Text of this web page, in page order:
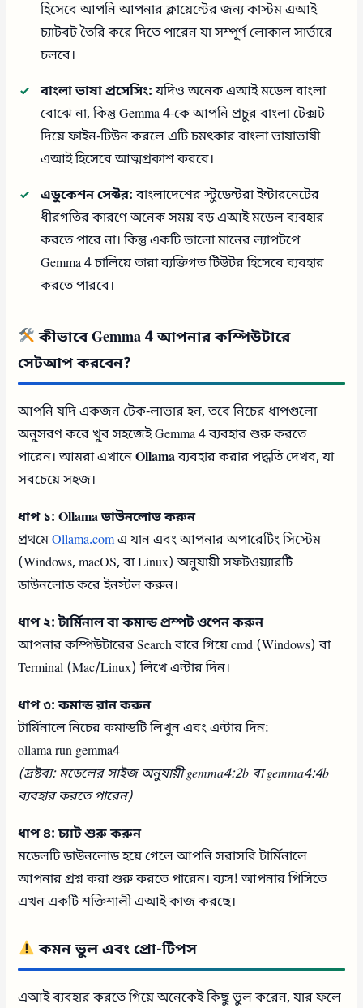
হিসেবে আপনি আপনার ক্লায়েন্টের জন্য কাস্টম এআই
চ্যাটবট তৈরি করে দিতে পারেন যা সম্পূর্ণ লোকাল সার্ভারে
চলবে।
বাংলা ভাষা প্রসেসিং:যদিও অনেক এআই মডেল বাংলা
বোঝে না, কিন্তু Gemma 4-কে আপনি প্রচুর বাংলা টেক্সট
দিয়ে ফাইন-টিউন করলে এটি চমৎকার বাংলা ভাষাভাষী
এআই হিসেবে আত্মপ্রকাশ করবে।
এডুকেশন সেক্টর:বাংলাদেশের স্টুডেন্টরা ইন্টারনেটের
ধীরগতির কারণে অনেক সময় বড় এআই মডেল ব্যবহার
করতে পারে না। কিন্তু একটি ভালো মানের ল্যাপটপে
Gemma 4 চালিয়ে তারা ব্যক্তিগত টিউটর হিসেবে ব্যবহার
করতে পারবে।
কীভাবে Gemma 4 আপনার কম্পিউটারে
সেটআপ করবেন?
আপনি যদি একজন টেক-লাভার হন, তবে নিচের ধাপগুলো
অনুসরণ করে খুব সহজেই Gemma 4 ব্যবহার শুরু করতে
পারেন। আমরা এখানেOllamaব্যবহার করার পদ্ধতি দেখব, যা
সবচেয়ে সহজ।
ধাপ ১: Ollama ডাউনলোড করুন
প্রথমেOllama.comএ যান এবং আপনার অপারেটিং সিস্টেম
(Windows, macOS, বা Linux) অনুযায়ী সফটওয়্যারটি
ডাউনলোড করে ইনস্টল করুন।
ধাপ ২: টার্মিনাল বা কমান্ড প্রম্পট ওপেন করুন
আপনার কম্পিউটারের Search বারে গিয়ে cmd (Windows) বা
Terminal (Mac/Linux) লিখে এন্টার দিন।
ধাপ ৩: কমান্ড রান করুন
টার্মিনালে নিচের কমান্ডটি লিখুন এবং এন্টার দিন:
ollama run gemma4
(দ্রষ্টব্য: মডেলের সাইজ অনুযায়ী gemma4:2b বা gemma4:4b
ব্যবহার করতে পারেন)
ধাপ ৪: চ্যাট শুরু করুন
মডেলটি ডাউনলোড হয়ে গেলে আপনি সরাসরি টার্মিনালে
আপনার প্রশ্ন করা শুরু করতে পারেন। ব্যস! আপনার পিসিতে
এখন একটি শক্তিশালী এআই কাজ করছে।
কমন ভুল এবং প্রো-টিপস
এআই ব্যবহার করতে গিয়ে অনেকেই কিছু ভুল করেন, যার ফলে